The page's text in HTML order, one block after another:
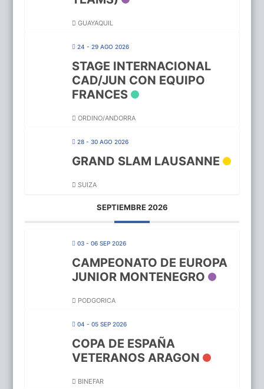
GUAYAQUIL
24 - 29 AGO 2026
STAGE INTERNACIONAL
CAD/JUN CON EQUIPO
FRANCES
ORDINO/ANDORRA
28 - 30 AGO 2026
GRAND SLAM LAUSANNE
SUIZA
SEPTIEMBRE 2026
03 - 06 SEP 2026
CAMPEONATO DE EUROPA
JUNIOR MONTENEGRO
PODGORICA
04 - 05 SEP 2026
COPA DE ESPAÑA
VETERANOS ARAGON
BINEFAR